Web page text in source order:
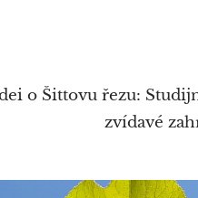
o Šittovu řezu:
zvídavé